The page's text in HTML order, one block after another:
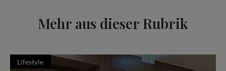
Mehr aus dieser Rubrik
Lifestyle